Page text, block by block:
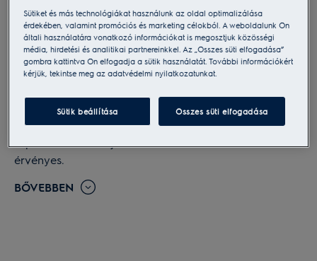
Bármilyen Electroluxmosogatógépvásárlása esetén
pénzvisszafizetési garanciát biztosítunk Önnek a jelen
tájékoztatóban meghatározott Promóciós feltételek
szerint, amennyiben a vásárlás napjától számított 100
napon belül meggondolja magát, és mégsem szeretné
megtartani új mosogatógépét.
érvényes.
BŐVEBBEN
Sütiket és más technológiákat használunk az oldal optimalizálása
érdekében, valamint promóciós és marketing célokból. A weboldalunk Ön
általi használatára vonatkozó információkat is megosztjuk közösségi
média, hirdetési és analitikai partnereinkkel. Az „Összes süti elfogadása”
gombra kattintva Ön elfogadja a sütik használatát. További információkért
kérjük, tekintse meg az adatvédelmi nyilatkozatunkat.
Sütik beállítása Összes süti elfogadása